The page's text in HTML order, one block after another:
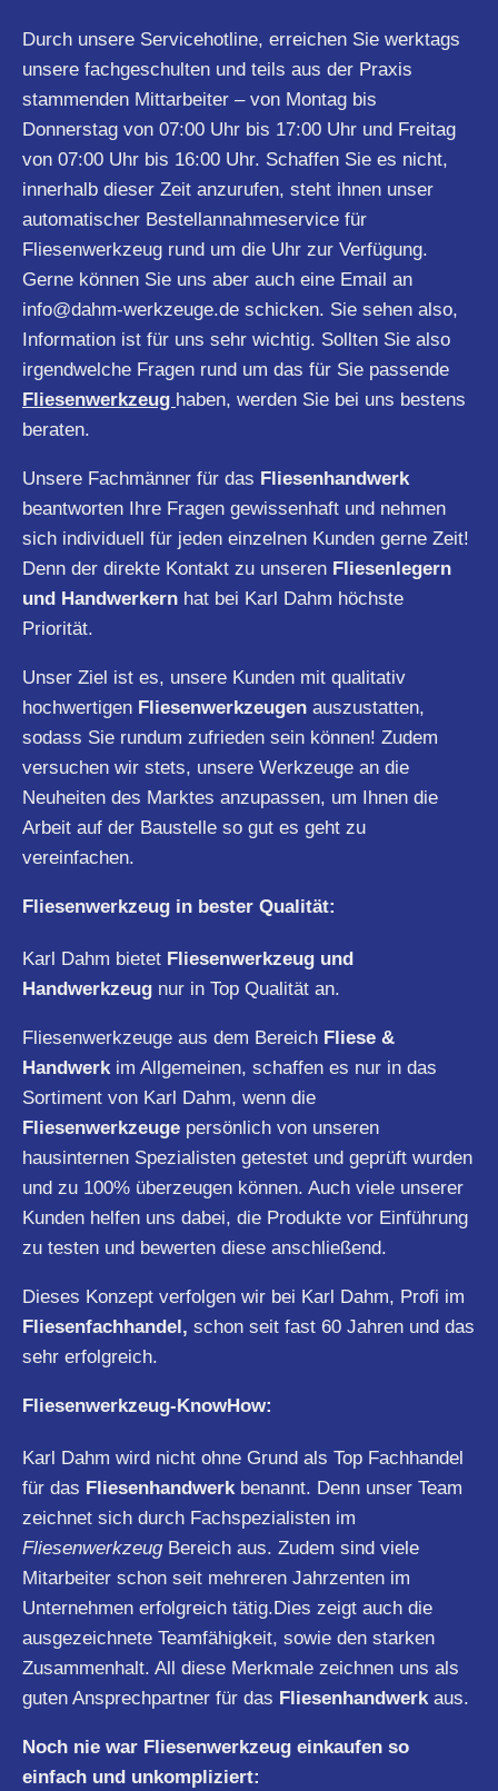
Durch unsere Servicehotline, erreichen Sie werktags
unsere fachgeschulten und teils aus der Praxis
stammenden Mittarbeiter – von Montag bis
Donnerstag von 07:00 Uhr bis 17:00 Uhr und Freitag
von 07:00 Uhr bis 16:00 Uhr. Schaffen Sie es nicht,
innerhalb dieser Zeit anzurufen, steht ihnen unser
automatischer Bestellannahmeservice für
Fliesenwerkzeug rund um die Uhr zur Verfügung.
Gerne können Sie uns aber auch eine Email an
info@dahm-werkzeuge.de schicken. Sie sehen also,
Information ist für uns sehr wichtig. Sollten Sie also
irgendwelche Fragen rund um das für Sie passende
Fliesenwerkzeug haben, werden Sie bei uns bestens
beraten.
Unsere Fachmänner für das Fliesenhandwerk
beantworten Ihre Fragen gewissenhaft und nehmen
sich individuell für jeden einzelnen Kunden gerne Zeit!
Denn der direkte Kontakt zu unseren Fliesenlegern
und Handwerkern hat bei Karl Dahm höchste
Priorität.
Unser Ziel ist es, unsere Kunden mit qualitativ
hochwertigen Fliesenwerkzeugen auszustatten,
sodass Sie rundum zufrieden sein können! Zudem
versuchen wir stets, unsere Werkzeuge an die
Neuheiten des Marktes anzupassen, um Ihnen die
Arbeit auf der Baustelle so gut es geht zu
vereinfachen.
Fliesenwerkzeug in bester Qualität:
Karl Dahm bietet Fliesenwerkzeug und
Handwerkzeug nur in Top Qualität an.
Fliesenwerkzeuge aus dem Bereich Fliese &
Handwerkim Allgemeinen, schaffen es nur in das
Sortiment von Karl Dahm, wenn die
Fliesenwerkzeuge persönlich von unseren
hausinternen Spezialisten getestet und geprüft wurden
und zu 100% überzeugen können. Auch viele unserer
Kunden helfen uns dabei, die Produkte vor Einführung
zu testen und bewerten diese anschließend.
Dieses Konzept verfolgen wir bei Karl Dahm, Profi im
Fliesenfachhandel, schon seit fast 60 Jahren und das
sehr erfolgreich.
Fliesenwerkzeug-KnowHow:
Karl Dahm wird nicht ohne Grund als Top Fachhandel
für das Fliesenhandwerkbenannt. Denn unser Team
zeichnet sich durch Fachspezialisten im
FliesenwerkzeugBereich aus. Zudem sind viele
Mitarbeiter schon seit mehreren Jahrzenten im
Unternehmen erfolgreich tätig.Dies zeigt auch die
ausgezeichnete Teamfähigkeit, sowie den starken
Zusammenhalt. All diese Merkmale zeichnen uns als
guten Ansprechpartner für das Fliesenhandwerkaus.
Noch nie war Fliesenwerkzeug einkaufen so
einfach und unkompliziert: